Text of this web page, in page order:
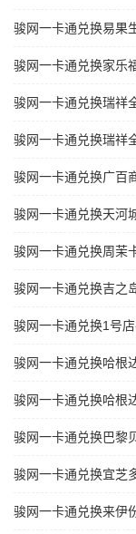
骏网一卡通兑换易果
骏网一卡通兑换家乐
骏网一卡通兑换瑞祥
骏网一卡通兑换瑞祥
骏网一卡通兑换广百
骏网一卡通兑换天河
骏网一卡通兑换周茉
骏网一卡通兑换吉之
骏网一卡通兑换1号
骏网一卡通兑换哈根
骏网一卡通兑换哈根
骏网一卡通兑换巴黎
骏网一卡通兑换宜芝
骏网一卡通兑换来伊